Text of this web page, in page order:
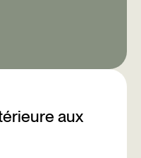
aux